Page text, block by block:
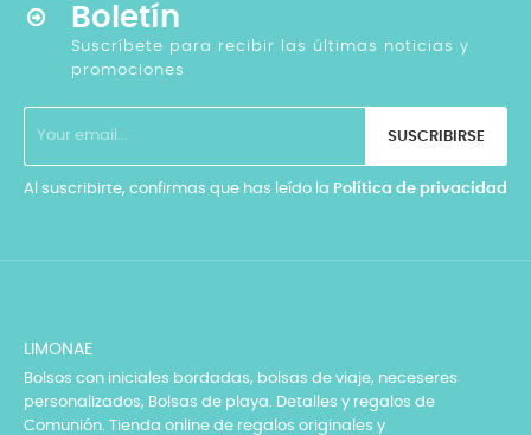
Boletín
Suscríbete para recibir las últimas noticias y
promociones
SUSCRIBIRSE
Al suscribirte, confirmas que has leído la Política de privacidad
LIMONAE
Bolsos con iniciales bordadas, bolsas de viaje, neceseres
personalizados, Bolsas de playa. Detalles y regalos de
Comunión. Tienda online de regalos originales y